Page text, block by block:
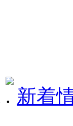
新着